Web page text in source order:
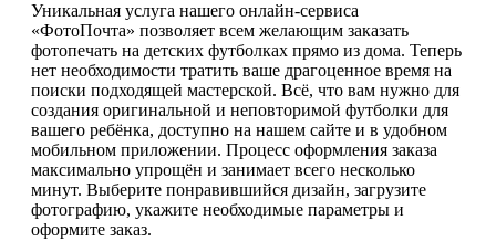
Уникальная услуга нашего онлайн-сервиса
«ФотоПочта» позволяет всем желающим заказать
фотопечать на детских футболках прямо из дома. Теперь
нет необходимости тратить ваше драгоценное время на
поиски подходящей мастерской. Всё, что вам нужно для
создания оригинальной и неповторимой футболки для
вашего ребёнка, доступно на нашем сайте и в удобном
мобильном приложении. Процесс оформления заказа
максимально упрощён и занимает всего несколько
минут. Выберите понравившийся дизайн, загрузите
фотографию, укажите необходимые параметры и
оформите заказ.